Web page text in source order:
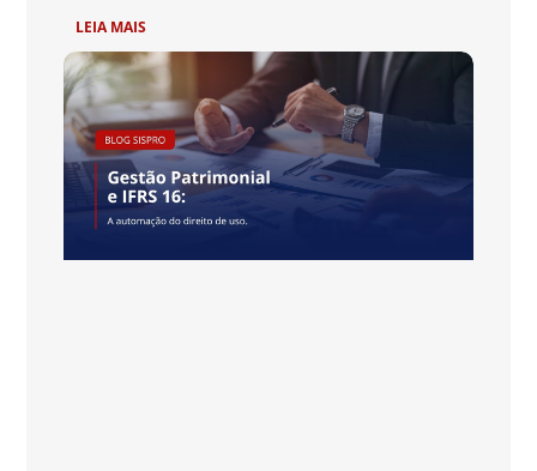
LEIA MAIS